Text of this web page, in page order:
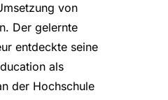
von
Der gelernte
entdeckte seine
als
der Hochschule